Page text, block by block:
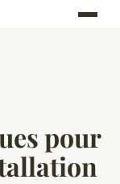
pour